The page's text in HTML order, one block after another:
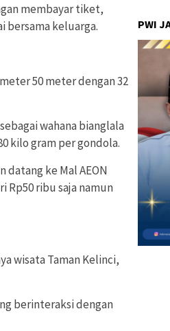
membayar tiket,
bersama keluarga.
50 meter dengan 32
wahana bianglala
kilo gram per gondola.
ke Mal AEON
Rp50 ribu saja namun
wisata Taman Kelinci,
berinteraksi dengan
PWI